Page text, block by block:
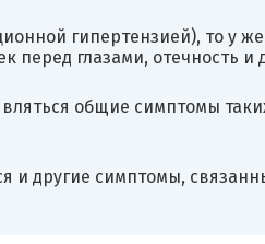
гипертензией), то у
глазами, отечность и
общие симптомы
и другие симптомы,